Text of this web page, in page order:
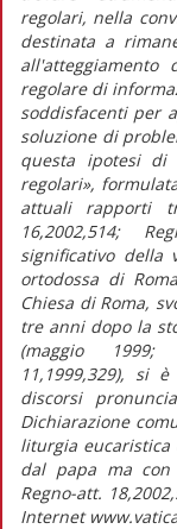
regolari, nella
destinata a
regolare di
soddisfacenti per
soluzione di
questa ipotesi di
regolari»,
attuali rapporti
16,2002,514;
significativo della
ortodossa di
Chiesa di Roma,
tre anni dopo la
(maggio 1999;
11,1999,329), si
discorsi
Dichiarazione
liturgia eucaristica
dal papa ma con
Regno-att.
Internet